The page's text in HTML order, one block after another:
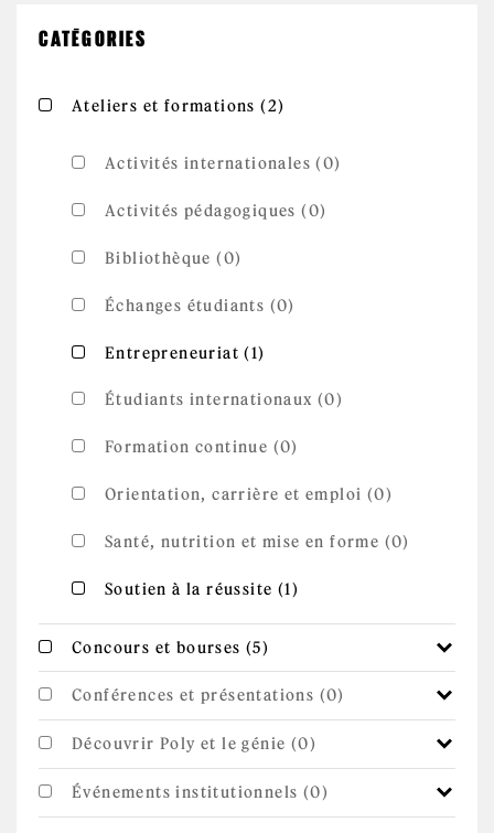
CATÉGORIES
Apply Ateliers et formations filter
Ateliers et formations (2)
Activités internationales (0)
Activités pédagogiques (0)
Bibliothèque (0)
Échanges étudiants (0)
Apply Entrepreneuriat filter
Entrepreneuriat (1)
Étudiants internationaux (0)
Formation continue (0)
Orientation, carrière et emploi (0)
Santé, nutrition et mise en forme (0)
Apply Soutien à la réussite filter
Soutien à la réussite (1)
Apply Concours et bourses filter
Concours et bourses (5)
Conférences et présentations (0)
Découvrir Poly et le génie (0)
Événements institutionnels (0)